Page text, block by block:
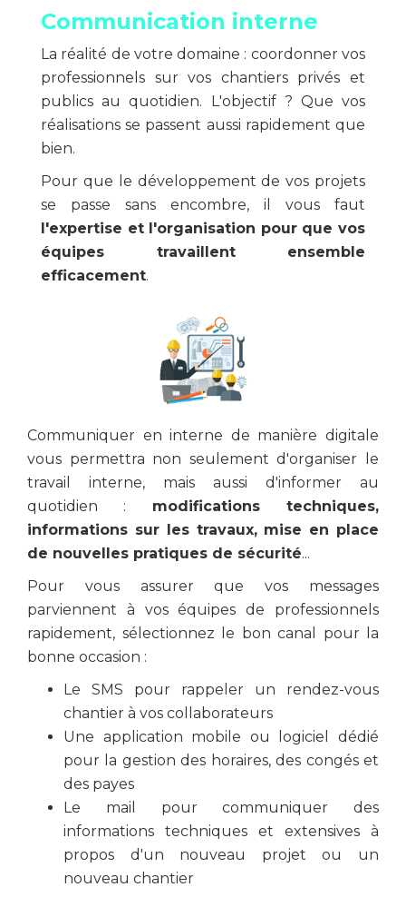
Communication interne
La réalité de votre domaine : coordonner vos
professionnels sur vos chantiers privés et
publics au quotidien. L'objectif ? Que vos
réalisations se passent aussi rapidement que
bien.
Pour que le développement de vos projets
se passe sans encombre, il vous faut
l'expertise et l'organisation pour que vos
équipes travaillent ensemble
efficacement.
Communiquer en interne de manière digitale
vous permettra non seulement d'organiser le
travail interne, mais aussi d'informer au
quotidien : modifications techniques,
informations sur les travaux, mise en place
de nouvelles pratiques de sécurité...
Pour vous assurer que vos messages
parviennent à vos équipes de professionnels
rapidement, sélectionnez le bon canal pour la
bonne occasion :
Le SMS pour rappeler un rendez-vous
chantier à vos collaborateurs
Une application mobile ou logiciel dédié
pour la gestion des horaires, des congés et
des payes
Le mail pour communiquer des
informations techniques et extensives à
propos d'un nouveau projet ou un
nouveau chantier